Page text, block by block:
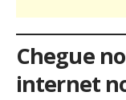
Chegue
internet